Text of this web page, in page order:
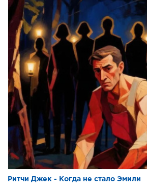
Ритчи Джек - Когда не стало Эмили